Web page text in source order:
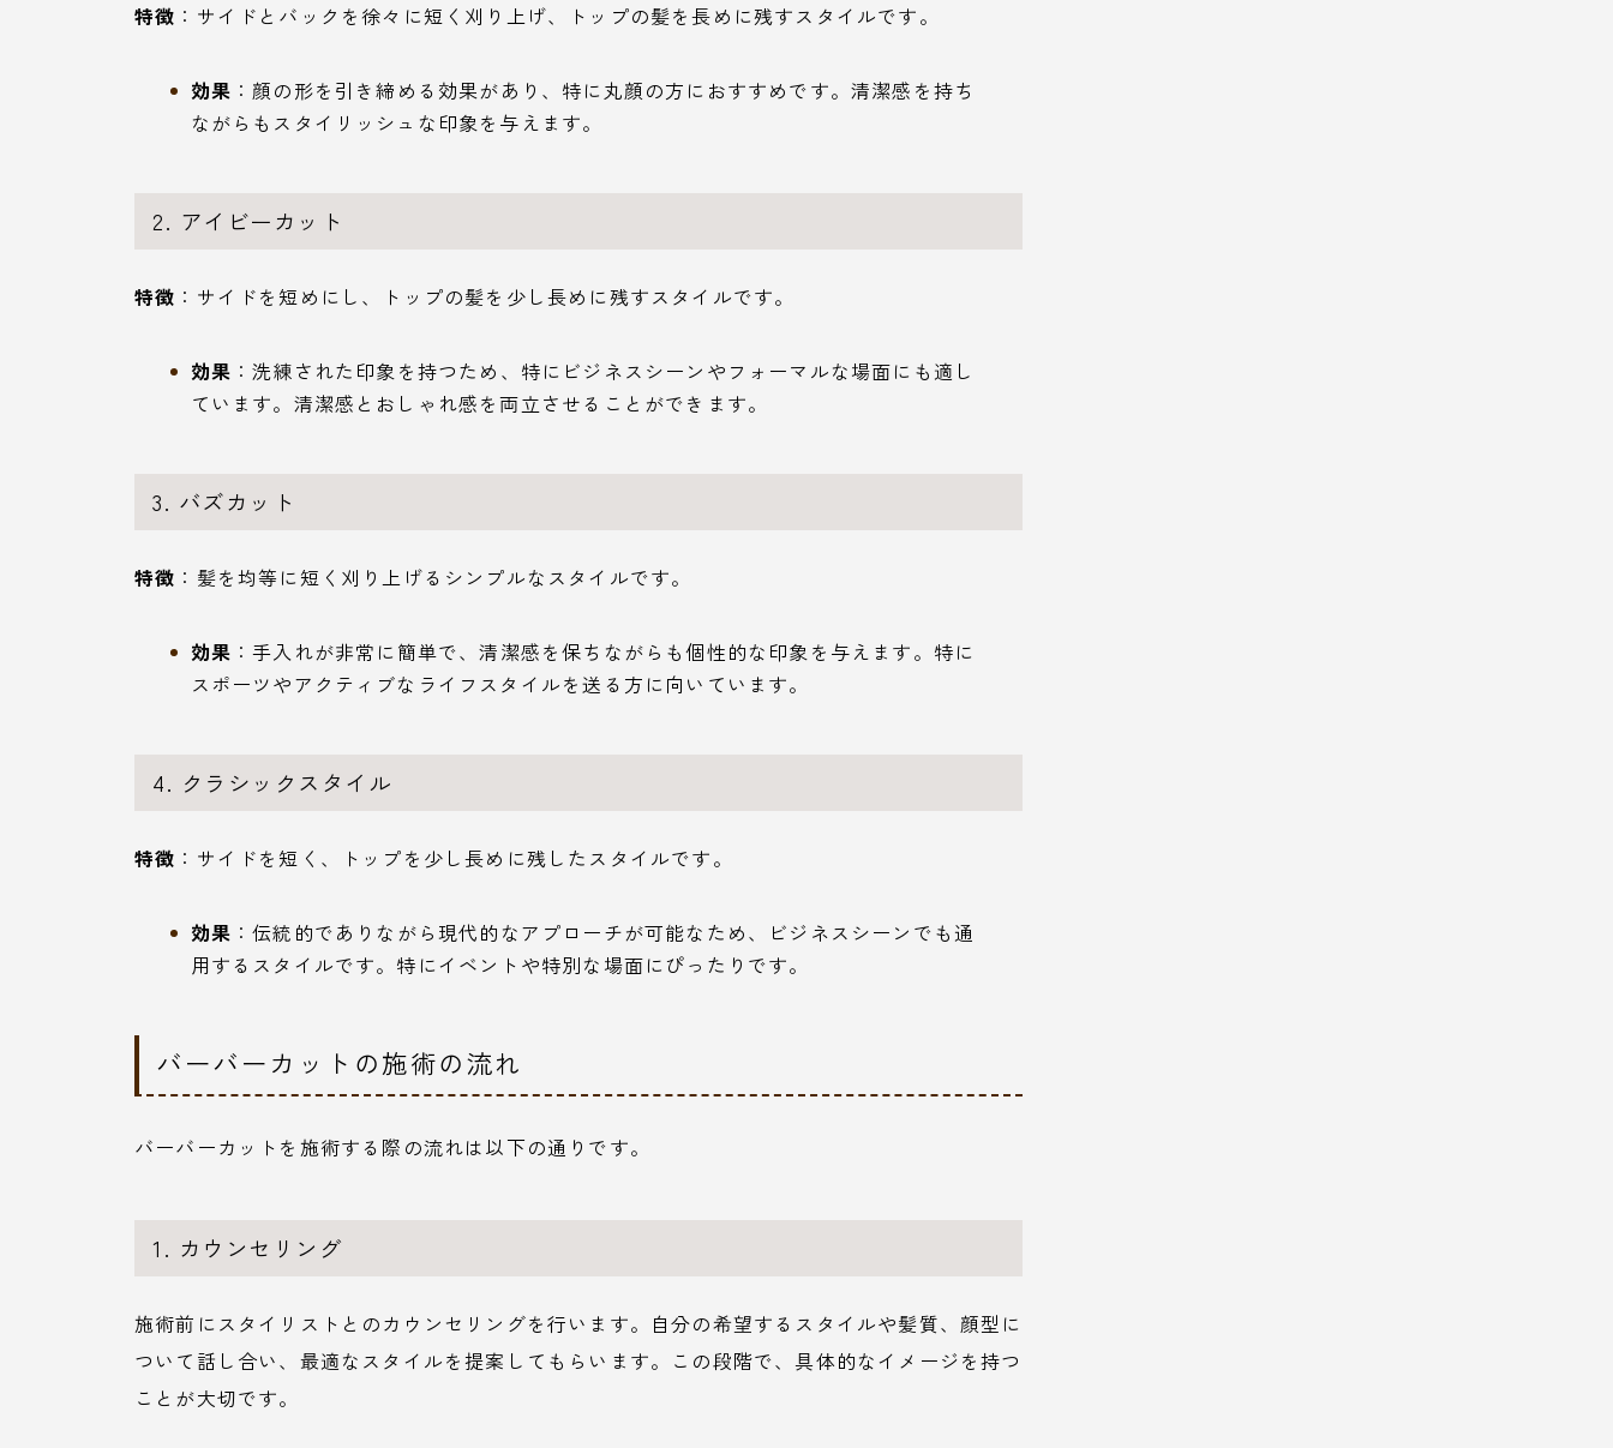
特徴 ：サイドとバックを徐々に短く刈り上げ、トップの髪を長めに残すスタイルです。
効果 ：顔の形を引き締める効果があり、特に丸顔の方におすすめです。清潔感を持ち
ながらもスタイリッシュな印象を与えます。
2. アイビーカット
特徴 ：サイドを短めにし、トップの髪を少し長めに残すスタイルです。
効果 ：洗練された印象を持つため、特にビジネスシーンやフォーマルな場面にも適し
ています。清潔感とおしゃれ感を両立させることができます。
3. バズカット
特徴 ：髪を均等に短く刈り上げるシンプルなスタイルです。
効果 ：手入れが非常に簡単で、清潔感を保ちながらも個性的な印象を与えます。特に
スポーツやアクティブなライフスタイルを送る方に向いています。
4. クラシックスタイル
特徴 ：サイドを短く、トップを少し長めに残したスタイルです。
効果 ：伝統的でありながら現代的なアプローチが可能なため、ビジネスシーンでも通
用するスタイルです。特にイベントや特別な場面にぴったりです。
バーバーカットの施術の流れ
バーバーカットを施術する際の流れは以下の通りです。
1. カウンセリング
施術前にスタイリストとのカウンセリングを行います。自分の希望するスタイルや髪質、顔型に
ついて話し合い、最適なスタイルを提案してもらいます。この段階で、具体的なイメージを持つ
ことが大切です。